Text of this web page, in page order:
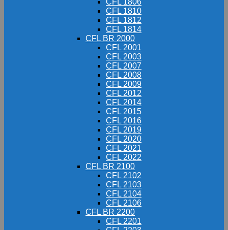
CFL 1806
CFL 1810
CFL 1812
CFL 1814
CFL BR 2000
CFL 2001
CFL 2003
CFL 2007
CFL 2008
CFL 2009
CFL 2012
CFL 2014
CFL 2015
CFL 2016
CFL 2019
CFL 2020
CFL 2021
CFL 2022
CFL BR 2100
CFL 2102
CFL 2103
CFL 2104
CFL 2106
CFL BR 2200
CFL 2201